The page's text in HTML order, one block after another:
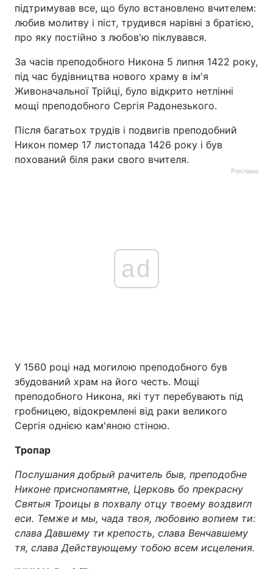
Тема оформлення
підтримував все, що було встановлено вчителем:
любив молитву і піст, трудився нарівні з братією,
про яку постійно з любов'ю піклувався.
За часів преподобного Никона 5 липня 1422 року,
під час будівництва нового храму в ім'я
Живоначальної Трійці, було відкрито нетлінні
мощі преподобного Сергія Радонезького.
Після багатьох трудів і подвигів преподобний
Никон помер 17 листопада 1426 року і був
похований біля раки свого вчителя.
Реклама
ad
У 1560 році над могилою преподобного був
збудований храм на його честь. Мощі
преподобного Никона, які тут перебувають під
гробницею, відокремлені від раки великого
Сергія однією кам'яною стіною.
Тропар
Послушания добрый рачитель быв, преподобне
Никоне приснопамятне, Церковь бо прекрасну
Святыя Троицы в похвалу отцу твоему воздвигл
еси. Темже и мы, чада твоя, любовию вопием ти:
слава Давшему ти крепость, слава Венчавшему
тя, слава Действующему тобою всем исцеления.